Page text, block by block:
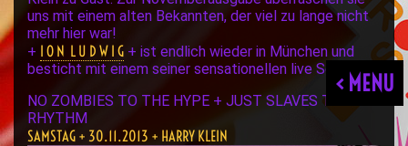
< MENU
uns mit einem alten Bekannten, der viel zu lange nicht
mehr hier war!
+ I O N L U D W I G + ist endlich wieder in München und
besticht mit einem seiner sensationellen live Sets.
NO ZOMBIES TO THE HYPE + JUST SLAVES TO THE
RHYTHM
SAMSTAG + 30.11.2013 + HARRY KLEIN